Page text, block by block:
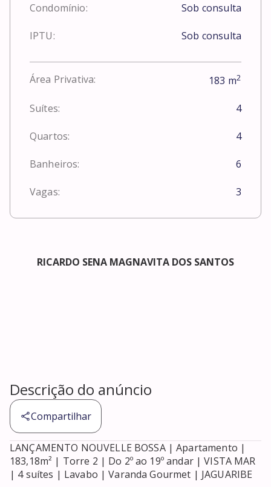
Condomínio: Sob consulta
IPTU: Sob consulta
Área Privativa: 183 m2
Suítes: 4
Quartos: 4
Banheiros: 6
Vagas: 3
RICARDO SENA MAGNAVITA DOS SANTOS
Descrição do anúncio
Compartilhar
LANÇAMENTO NOUVELLE BOSSA | Apartamento |
183,18m² | Torre 2 | Do 2º ao 19º andar | VISTA MAR
| 4 suítes | Lavabo | Varanda Gourmet | JAGUARIBE